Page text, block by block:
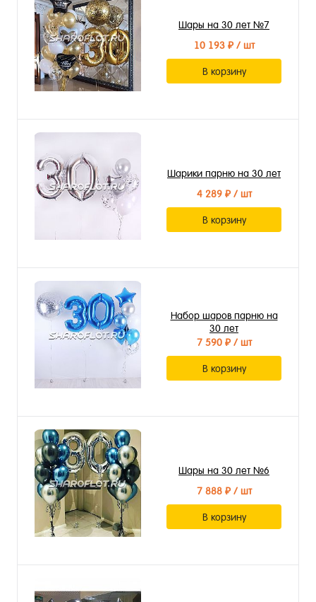
Шары на 30 лет №7
10 193 ₽/ шт
В корзину
Шарики парню на 30 лет
4 289 ₽/ шт
В корзину
Набор шаров парню на
30 лет
7 590 ₽/ шт
В корзину
Шары на 30 лет №6
7 888 ₽/ шт
В корзину